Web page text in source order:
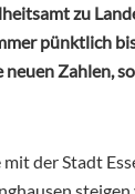
zu
pünktlich
neuen Zahlen,
mit der Stadt